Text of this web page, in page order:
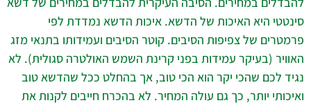
סינטטי היא האיכות של הדשא. איכות הדשא נמדדת לפי
פרמטרים של צפיפות הסיבים. קוטר הסיבים ועמידותו בתנאי מזג
האוויר (בעיקר עמידות בפני קרינת השמש האולטרה סגולית). לא
נגיד לכם שהכי יקר הוא הכי טוב, אך בהחלט ככל שהדשא טוב
ואיכותי יותר, כך גם עולה המחיר. לא בהכרח חייבים לקנות את